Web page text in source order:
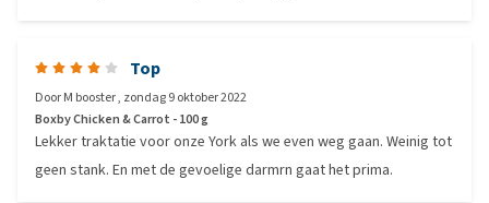
Top
DoorM booster, zondag 9 oktober 2022
Boxby Chicken & Carrot - 100 g
Lekker traktatie voor onze York als we even weg gaan. Weinig tot
geen stank. En met de gevoelige darmrn gaat het prima.